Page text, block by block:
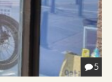
5